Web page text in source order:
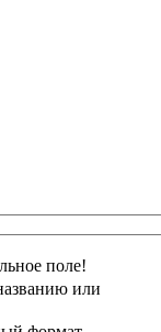
поле!
или